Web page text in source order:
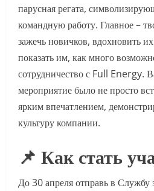
парусная регата,
командную работу. Главное –
зажечь новичков, вдохновить
показать им, как много
сотрудничество с Full Energy.
мероприятие было не просто
ярким впечатлением,
культуру компании.
📌 Как стать
До 30 апреля отправь в